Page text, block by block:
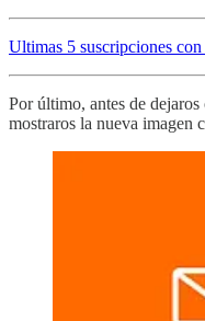
Ultimas 5 suscripciones con
Por último, antes de
mostraros la nueva imagen